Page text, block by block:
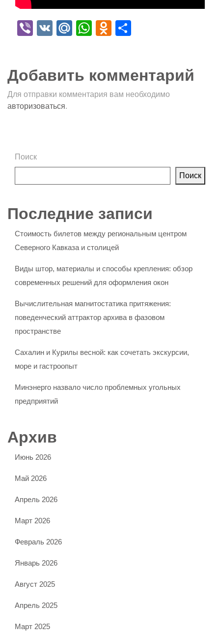
Viber
VK Mail.Ru
WhatsApp
Odnoklassniki
Добавить комментарий
Для отправки комментария вам необходимо
авторизоваться.
Поиск
Поиск
Последние записи
Стоимость билетов между региональным центром
Северного Кавказа и столицей
Виды штор, материалы и способы крепления: обзор
современных решений для оформления окон
Вычислительная магнитостатика притяжения:
поведенческий аттрактор архива в фазовом
пространстве
Сахалин и Курилы весной: как сочетать экскурсии,
море и гастроопыт
Минэнерго назвало число проблемных угольных
предприятий
Архив
Июнь 2026
Май 2026
Апрель 2026
Март 2026
Февраль 2026
Январь 2026
Август 2025
Апрель 2025
Март 2025